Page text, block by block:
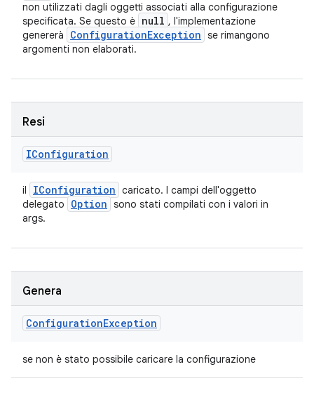
non utilizzati dagli oggetti associati alla configurazione
specificata. Se questo è null , l'implementazione
genererà
ConfigurationException se rimangono
argomenti non elaborati.
Resi
IConfiguration
il IConfiguration caricato. I campi dell'oggetto
delegato
Option sono stati compilati con i valori in
args.
Genera
ConfigurationException
se non è stato possibile caricare la configurazione